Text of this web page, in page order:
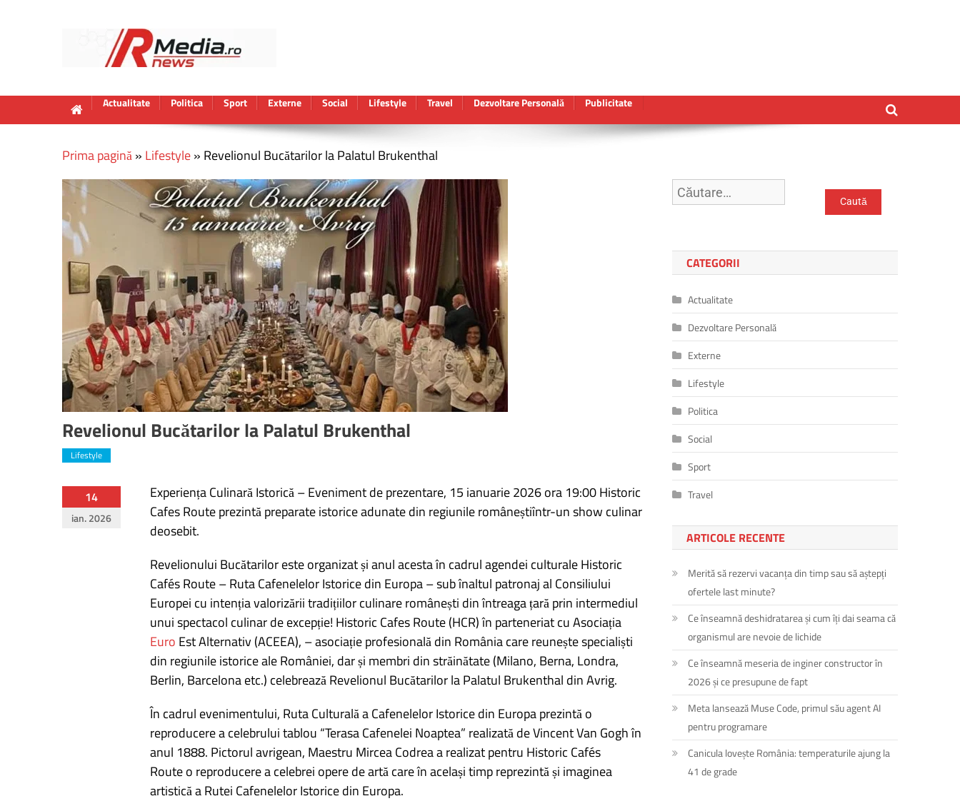
Actualitate Politica Sport Externe Social Lifestyle Travel Dezvoltare Personală Publicitate
Prima pagină» Lifestyle» Revelionul Bucătarilor la Palatul Brukenthal
Revelionul Bucătarilor la Palatul Brukenthal
Lifestyle
14
ian. 2026
Experiența Culinară Istorică – Eveniment de prezentare, 15 ianuarie 2026 ora 19:00 Historic
Cafes Route prezintă preparate istorice adunate din regiunile româneștiîntr-un show culinar
deosebit.
Revelionului Bucătarilor este organizat și anul acesta în cadrul agendei culturale Historic
Cafés Route – Ruta Cafenelelor Istorice din Europa – sub înaltul patronaj al Consiliului
Europei cu intenția valorizării tradițiilor culinare românești din întreaga țară prin intermediul
unui spectacol culinar de excepție! Historic Cafes Route (HCR) în parteneriat cu Asociația
Euro Est Alternativ (ACEEA), – asociație profesională din România care reunește specialiști
din regiunile istorice ale României, dar și membri din străinătate (Milano, Berna, Londra,
Berlin, Barcelona etc.) celebrează Revelionul Bucătarilor la Palatul Brukenthal din Avrig.
În cadrul evenimentului, Ruta Culturală a Cafenelelor Istorice din Europa prezintă o
reproducere a celebrului tablou “Terasa Cafenelei Noaptea” realizată de Vincent Van Gogh în
anul 1888. Pictorul avrigean, Maestru Mircea Codrea a realizat pentru Historic Cafés
Route o reproducere a celebrei opere de artă care în același timp reprezintă și imaginea
artistică a Rutei Cafenelelor Istorice din Europa.
Navigare
în
Caută
după:
CATEGORII
Actualitate
Dezvoltare Personală
Externe
Lifestyle
Politica
Social
Sport
Travel
ARTICOLE RECENTE
Merită să rezervi vacanța din timp sau să aștepți
ofertele last minute?
Ce înseamnă deshidratarea și cum îți dai seama că
organismul are nevoie de lichide
Ce înseamnă meseria de inginer constructor în
2026 și ce presupune de fapt
Meta lansează Muse Code, primul său agent AI
pentru programare
Canicula lovește România: temperaturile ajung la
41 de grade